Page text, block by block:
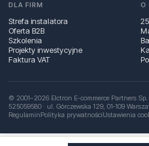
DLA FIRM
Strefa instalatora
Oferta B2B
Szkolenia
Projekty inwestycyjne
Faktura VAT
O
© 2001–2026 Elctron E-commerce Partners Sp.
525059580 · ul. Górczewska 129, 01‑109
RegulaminPolityka prywatnościUstawienia